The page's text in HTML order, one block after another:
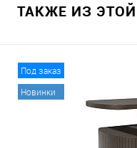
ТАКЖЕ ИЗ
Под заказ
Новинки